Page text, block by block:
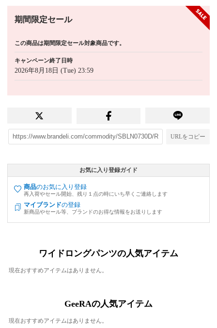
期間限定セール
この商品は期間限定セール対象商品です。
キャンペーン終了日時
2026年8月18日 (Tue) 23:59
URLをコピー
お気に入り登録ガイド
商品のお気に入り登録
再入荷やセール開始、残り１点の時にいち早くご連絡します
マイブランドの登録
新商品やセール等、ブランドのお得な情報をお送りします
ワイドロングパンツの人気アイテム
現在おすすめアイテムはありません。
GeeRAの人気アイテム
現在おすすめアイテムはありません。